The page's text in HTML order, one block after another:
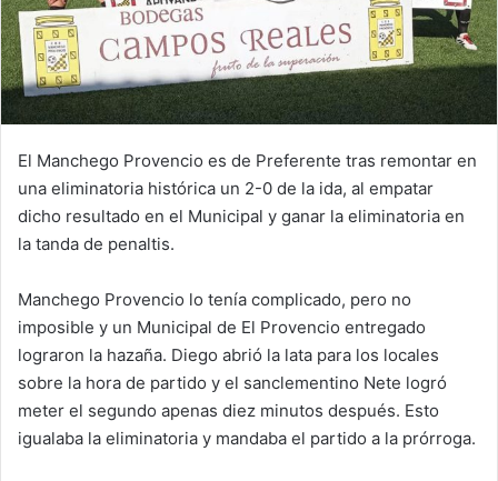
El Manchego Provencio es de Preferente tras remontar en
una eliminatoria histórica un 2-0 de la ida, al empatar
dicho resultado en el Municipal y ganar la eliminatoria en
la tanda de penaltis.
Manchego Provencio lo tenía complicado, pero no
imposible y un Municipal de El Provencio entregado
lograron la hazaña. Diego abrió la lata para los locales
sobre la hora de partido y el sanclementino Nete logró
meter el segundo apenas diez minutos después. Esto
igualaba la eliminatoria y mandaba el partido a la prórroga.